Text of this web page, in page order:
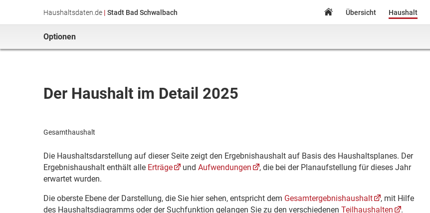
Haushaltsdaten.de | Stadt Bad Schwalbach Übersicht Haushalt
Optionen
Der Haushalt im Detail 2025
Gesamthaushalt
Die Haushaltsdarstellung auf dieser Seite zeigt den Ergebnishaushalt auf Basis des Haushaltsplanes. Der
Ergebnishaushalt enthält alle Erträge und Aufwendungen
, die bei der Planaufstellung für dieses Jahr
erwartet wurden.
Die oberste Ebene der Darstellung, die Sie hier sehen, entspricht dem Gesamtergebnishaushalt
, mit Hilfe
des Haushaltsdiagramms oder der Suchfunktion gelangen Sie zu den verschiedenen Teilhaushalten .